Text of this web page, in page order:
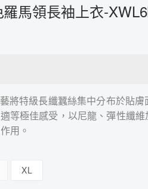
馬領長袖上衣-
將特級長纖蠶絲集中分布於貼
等極佳感受，以尼龍、彈性纖
用。
XL